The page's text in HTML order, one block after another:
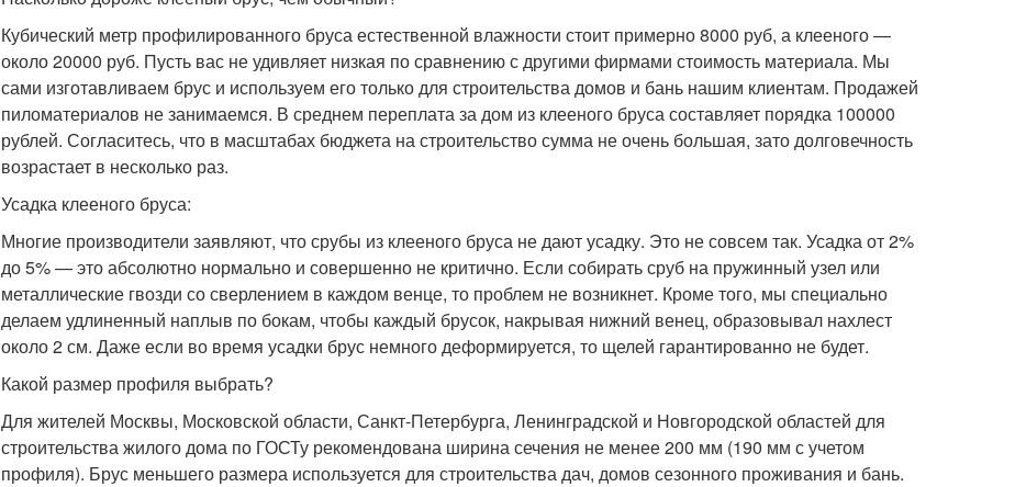
Кубический метр профилированного бруса естественной влажности стоит примерно 8000 руб, а клееного —
около 20000 руб. Пусть вас не удивляет низкая по сравнению с другими фирмами стоимость материала. Мы
сами изготавливаем брус и используем его только для строительства домов и бань нашим клиентам. Продажей
пиломатериалов не занимаемся. В среднем переплата за дом из клееного бруса составляет порядка 100000
рублей. Согласитесь, что в масштабах бюджета на строительство сумма не очень большая, зато долговечность
возрастает в несколько раз.
Усадка клееного бруса:
Многие производители заявляют, что срубы из клееного бруса не дают усадку. Это не совсем так. Усадка от 2%
до 5% — это абсолютно нормально и совершенно не критично. Если собирать сруб на пружинный узел или
металлические гвозди со сверлением в каждом венце, то проблем не возникнет. Кроме того, мы специально
делаем удлиненный наплыв по бокам, чтобы каждый брусок, накрывая нижний венец, образовывал нахлест
около 2 см. Даже если во время усадки брус немного деформируется, то щелей гарантированно не будет.
Какой размер профиля выбрать?
Для жителей Москвы, Московской области, Санкт-Петербурга, Ленинградской и Новгородской областей для
строительства жилого дома по ГОСТу рекомендована ширина сечения не менее 200 мм (190 мм с учетом
профиля). Брус меньшего размера используется для строительства дач, домов сезонного проживания и бань.